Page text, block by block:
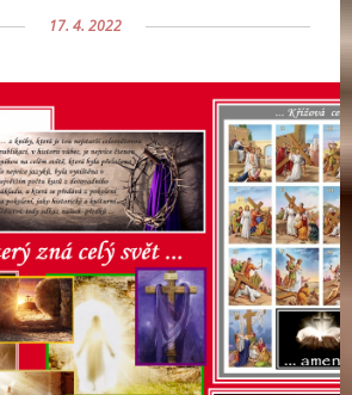
17. 4. 2022